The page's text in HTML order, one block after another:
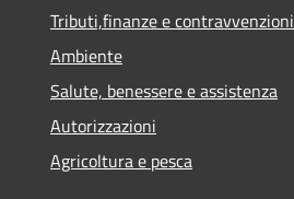
Tributi,finanze e contravvenzioni
Ambiente
Salute, benessere e assistenza
Autorizzazioni
Agricoltura e pesca